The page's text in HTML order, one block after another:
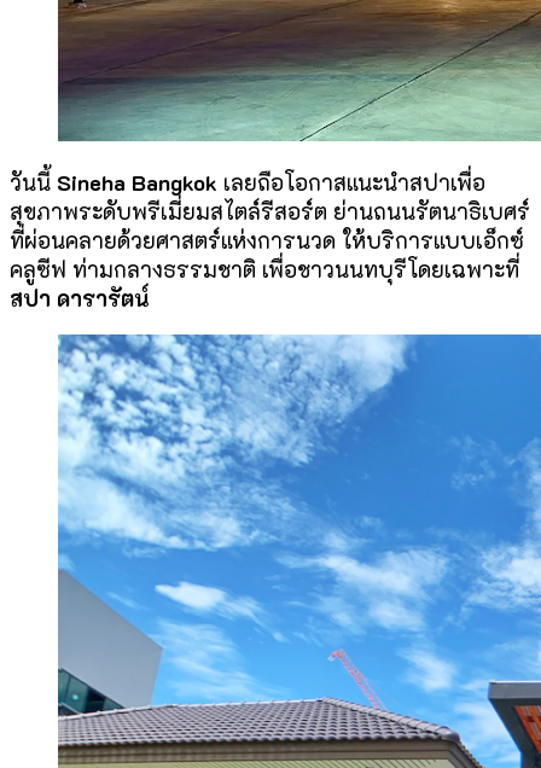
วันนี้ Sineha Bangkok เลยถือโอกาสแนะนำสปาเพื่อ
สุขภาพระดับพรีเมี่ยมสไตล์รีสอร์ต ย่านถนนรัตนาธิเบศร์
ที่ผ่อนคลายด้วยศาสตร์แห่งการนวด ให้บริการแบบเอ็กซ์
คลูซีฟ ท่ามกลางธรรมชาติ เพื่อชาวนนทบุรีโดยเฉพาะที่
สปา ดารารัตน์